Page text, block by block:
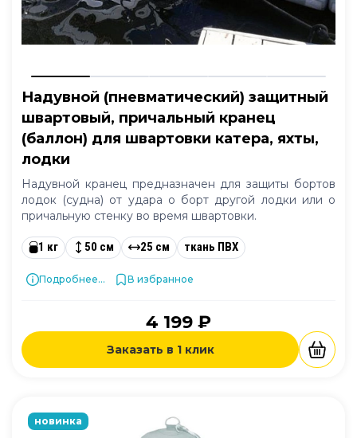
Надувной (пневматический) защитный
швартовый, причальный кранец
(баллон) для швартовки катера, яхты,
лодки
Надувной кранец предназначен для защиты бортов
лодок (судна) от удара о борт другой лодки или о
причальную стенку во время швартовки.
1 кг 50 см 25 см ткань ПВХ
Подробнее... В избранное
4 199 ₽
Заказать в 1 клик
новинка